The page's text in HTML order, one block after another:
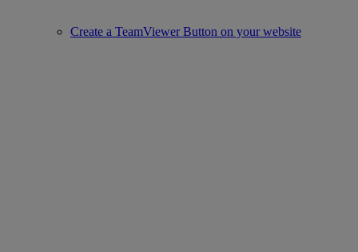
Create a TeamViewer Button on your website